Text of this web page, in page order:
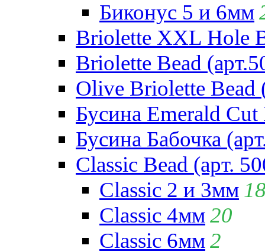
Биконус 5 и 6мм
Briolette XXL Hole
Briolette Bead
Olive Briolette Bead
Бусина Emerald Cut
Бусина Бабочка
Classic Bead (арт.
Classic 2 и 3мм
Classic 4мм20
Classic 6мм2